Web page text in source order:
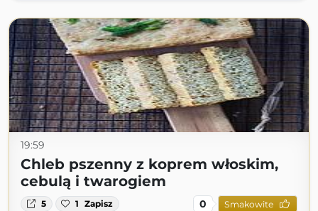
19:59
Chleb pszenny z koprem włoskim,
cebulą i twarogiem
5 1 Zapisz 0 Smakowite